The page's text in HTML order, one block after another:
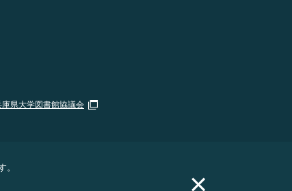
庫県大学図書館協議会
。